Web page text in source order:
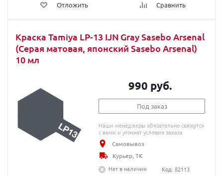
Отложить Сравнить
Краска Tamiya LP-13 IJN Gray Sasebo Arsenal
(Серая матовая, японский Sasebo Arsenal)
10 мл
990 руб.
Под заказ
Наши менеджеры обязательно свяжутся
с вами и уточнят условия заказа
Самовывоз
Курьер, ТК
Нет в наличии
Код: 82113